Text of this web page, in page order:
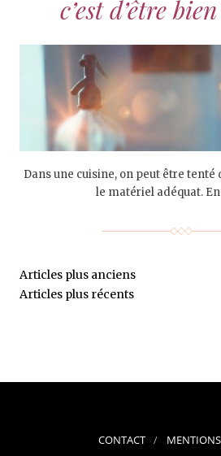
c’est d’être
Dans une cuisine, on peut être tenté
le matériel adéquat.
Articles plus anciens
Articles plus récents
CONTACT